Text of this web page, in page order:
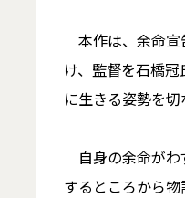
本作は、余命宣
け、監督を石橋
に生きる姿勢を切
自身の余命がわ
するところから